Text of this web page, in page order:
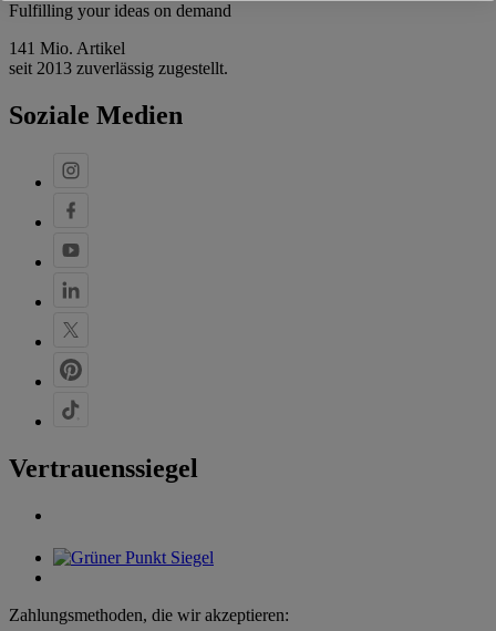
Fulfilling your ideas on demand
141 Mio. Artikel
seit 2013 zuverlässig zugestellt.
Soziale Medien
Vertrauenssiegel
Zahlungsmethoden, die wir akzeptieren: